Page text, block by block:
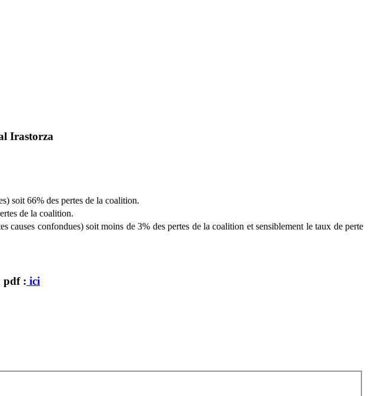
Irastorza
soit 66% des pertes de la coalition.
de la coalition.
confondues) soit moins de 3% des pertes de la coalition et sensiblement le taux de perte
pdf : ici